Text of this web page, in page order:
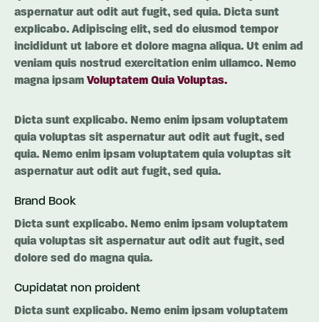
aspernatur aut odit aut fugit, sed quia. Dicta sunt
explicabo. Adipiscing elit, sed do eiusmod tempor
incididunt ut labore et dolore magna aliqua. Ut enim ad
veniam quis nostrud exercitation enim ullamco. Nemo
magna ipsam Voluptatem Quia Voluptas.
Dicta sunt explicabo. Nemo enim ipsam voluptatem
quia voluptas sit aspernatur aut odit aut fugit, sed
quia. Nemo enim ipsam voluptatem quia voluptas sit
aspernatur aut odit aut fugit, sed quia.
Brand Book
Dicta sunt explicabo. Nemo enim ipsam voluptatem
quia voluptas sit aspernatur aut odit aut fugit, sed
dolore sed do magna quia.
Cupidatat non proident
Dicta sunt explicabo. Nemo enim ipsam voluptatem